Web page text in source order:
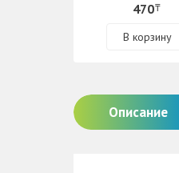
470₸
В корзину
Описание